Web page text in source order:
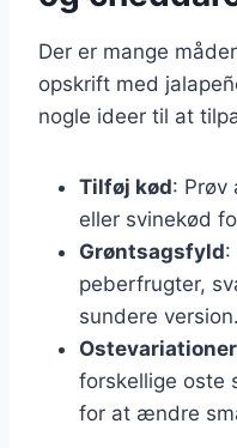
Der er mange
opskrift med
nogle ideer til at
Tilføj kød: Prøv
eller svinekød
Grøntsagsfyld:
peberfrugter,
sundere version.
Ostevariationer
forskellige oste
for at ændre